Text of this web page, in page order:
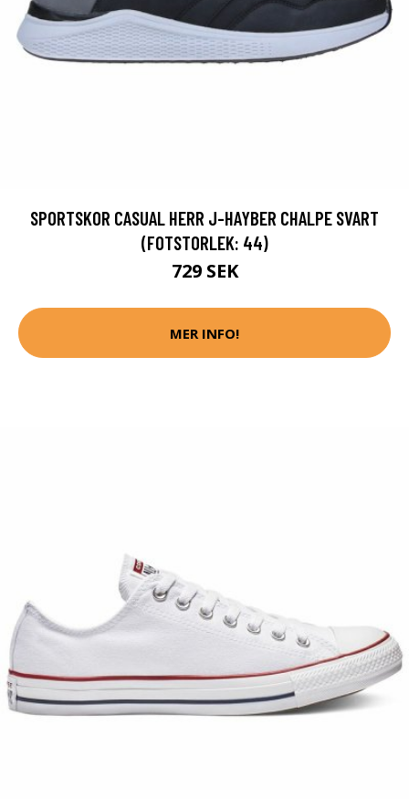
SPORTSKOR CASUAL HERR J-HAYBER CHALPE SVART
(FOTSTORLEK: 44)
729 SEK
MER INFO!